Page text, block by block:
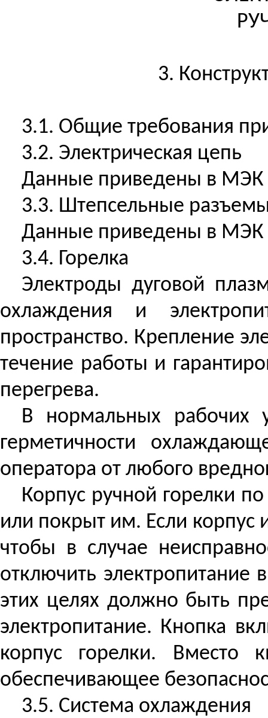
3.
3.1. Общие требования
3.2. Электрическая цепь
Данные приведены в МЭК
3.3. Штепсельные
Данные приведены в МЭК
3.4. Горелка
Электроды дуговой
охлаждения и
пространство. Крепление
течение работы и
перегрева.
В нормальных рабочих
герметичности
оператора от любого
Корпус ручной горелки
или покрыт им. Если корпус
чтобы в случае
отключить электропитание
этих целях должно быть
электропитание. Кнопка
корпус горелки. Вместо
обеспечивающее
3.5. Система охлаждения